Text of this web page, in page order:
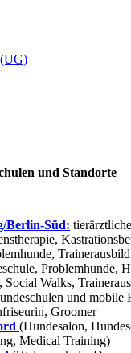
und Standorte
Berlin-Süd: tierärztliche
Problemhunde,
Social Walks,
und mobile
Groomer
(Hundesalon,
Medical Training)